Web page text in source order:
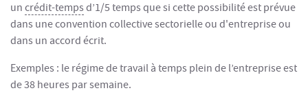
un crédit-temps d’1/5 temps que si cette possibilité est prévue
dans une convention collective sectorielle ou d'entreprise ou
dans un accord écrit.
Exemples : le régime de travail à temps plein de l’entreprise est
de 38 heures par semaine.